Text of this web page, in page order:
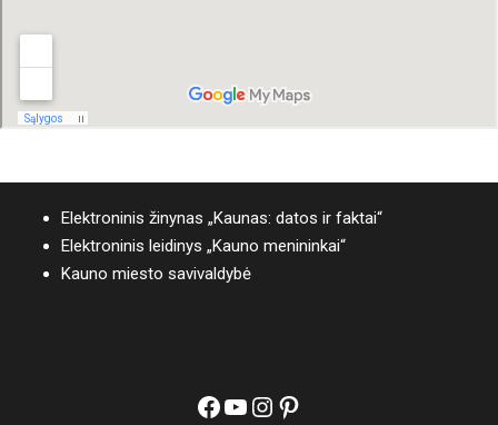
Elektroninis žinynas „Kaunas: datos ir faktai“
Elektroninis leidinys „Kauno menininkai“
Kauno miesto savivaldybė
Facebook
YouTube
Instagram
Pinterest